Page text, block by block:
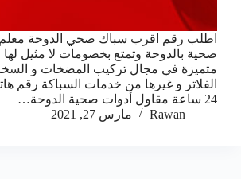
اطلب رقم اقرب سباك صحي الدوحة معلم
صحية بالدوحة وتمتع بخصومات لا مثيل
متميزة في مجال تركيب المضخات و
الفلاتر و غيرها من خدمات السباكة رقم
24 ساعة مقاول أدوات صحية الدوحة…
Rawan
مارس 27, 2021